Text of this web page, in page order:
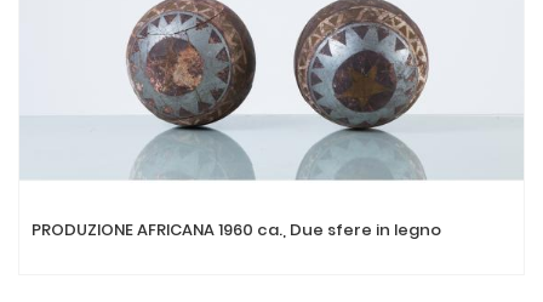
PRODUZIONE AFRICANA 1960 ca., Due sfere in legno